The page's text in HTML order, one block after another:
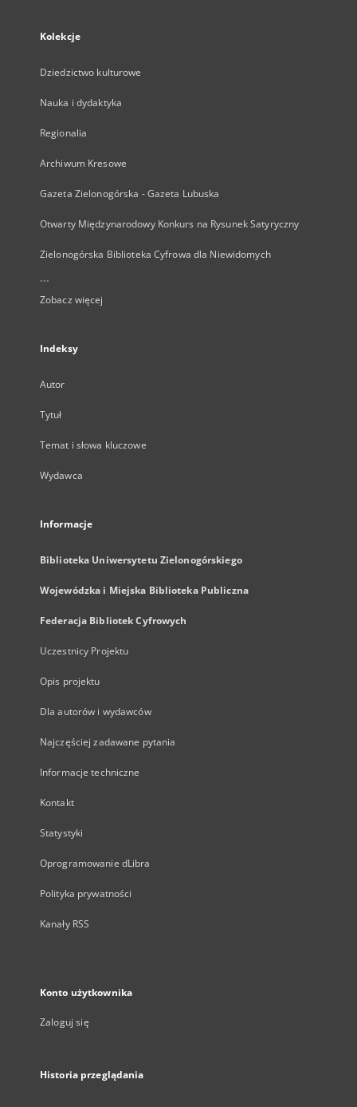
Kolekcje
Dziedzictwo kulturowe
Nauka i dydaktyka
Regionalia
Archiwum Kresowe
Gazeta Zielonogórska - Gazeta Lubuska
Otwarty Międzynarodowy Konkurs na Rysunek Satyryczny
Zielonogórska Biblioteka Cyfrowa dla Niewidomych
...
Zobacz więcej
Indeksy
Autor
Tytuł
Temat i słowa kluczowe
Wydawca
Informacje
Biblioteka Uniwersytetu Zielonogórskiego
Wojewódzka i Miejska Biblioteka Publiczna
Federacja Bibliotek Cyfrowych
Uczestnicy Projektu
Opis projektu
Dla autorów i wydawców
Najczęściej zadawane pytania
Informacje techniczne
Kontakt
Statystyki
Oprogramowanie dLibra
Polityka prywatności
Kanały RSS
Konto użytkownika
Zaloguj się
Historia przeglądania